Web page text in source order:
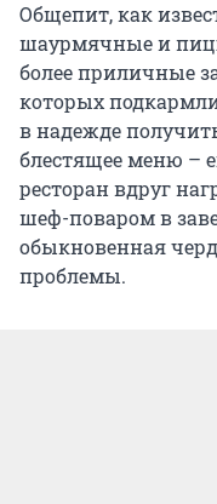
Общепит, как
шаурмячные и
более приличные
которых
в надежде
блестящее меню –
ресторан вдруг
шеф-поваром в
обыкновенная
проблемы.